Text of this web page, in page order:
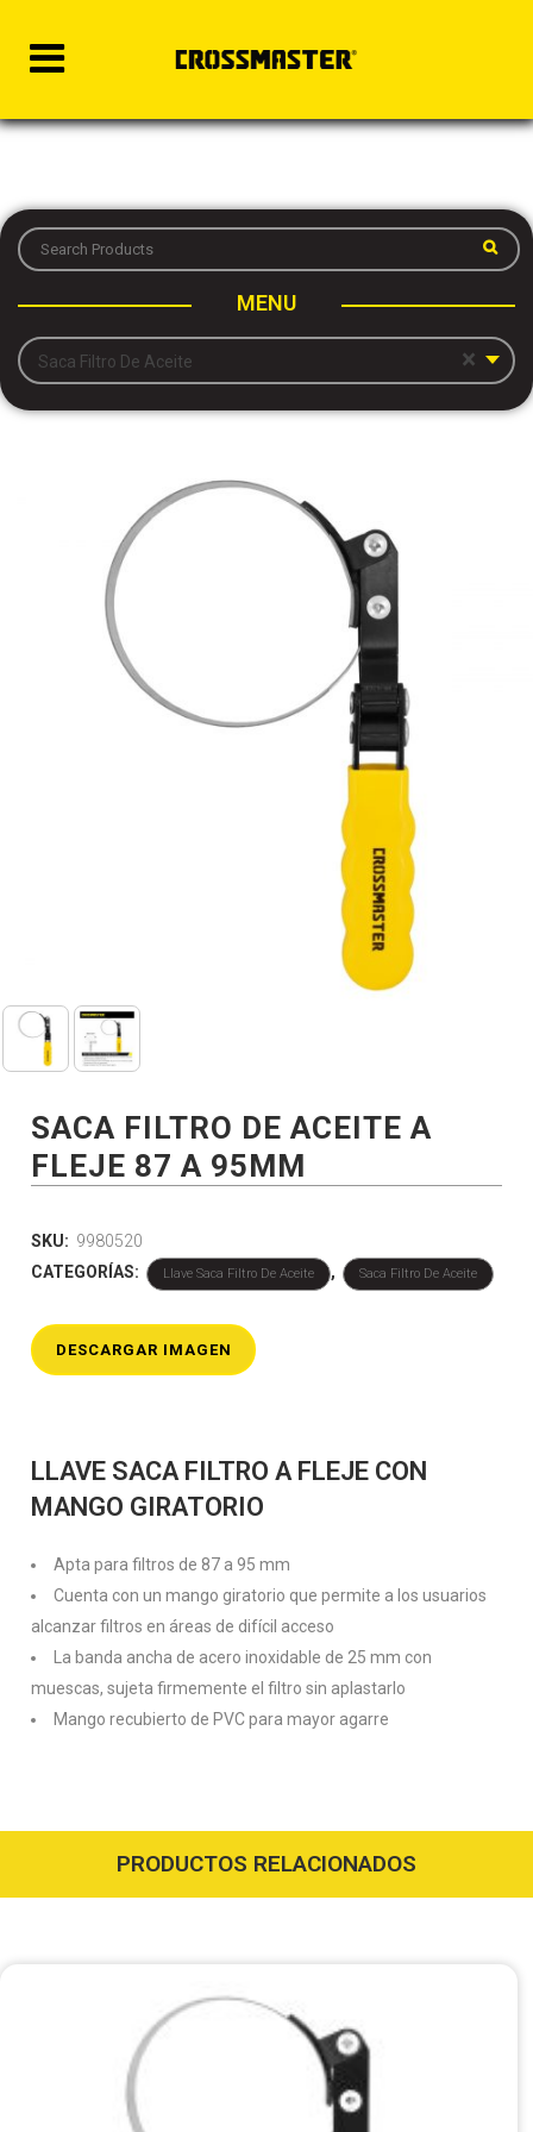
MENU
×
Saca Filtro De Aceite
SACA FILTRO DE ACEITE A
FLEJE 87 A 95MM
SKU: 9980520
CATEGORÍAS:
Llave Saca Filtro De Aceite , Saca Filtro De Aceite
DESCARGAR IMAGEN
LLAVE SACA FILTRO A FLEJE CON
MANGO GIRATORIO
Apta para filtros de 87 a 95 mm
Cuenta con un mango giratorio que permite a los usuarios
alcanzar filtros en áreas de difícil acceso
La banda ancha de acero inoxidable de 25 mm con
muescas, sujeta firmemente el filtro sin aplastarlo
Mango recubierto de PVC para mayor agarre
PRODUCTOS RELACIONADOS